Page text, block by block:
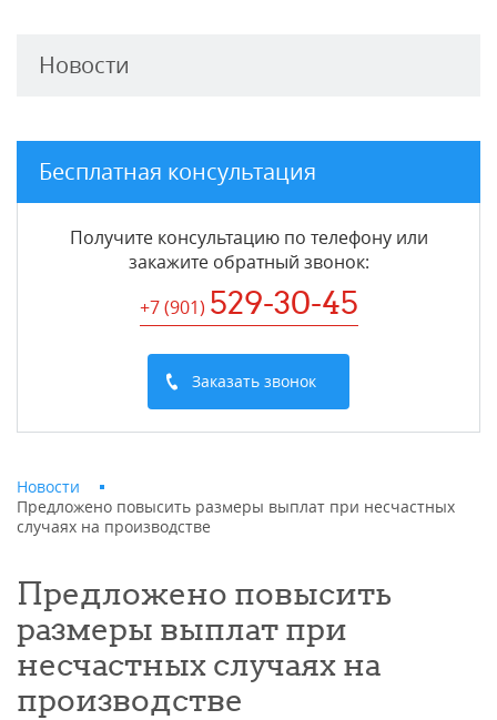
Новости
Бесплатная консультация
Получите консультацию по телефону или
закажите обратный звонок:
+7 (901) 529-30-45
Заказать звонок
Новости
Предложено повысить размеры выплат при несчастных
случаях на производстве
Предложено повысить
размеры выплат при
несчастных случаях на
производстве